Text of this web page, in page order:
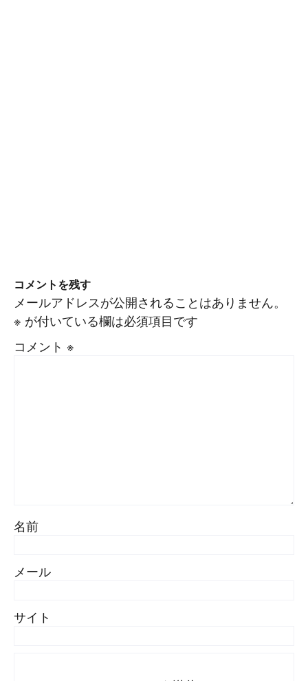
コメントを残す
メールアドレスが公開されることはありません。
※ が付いている欄は必須項目です
コメント ※
名前
メール
サイト